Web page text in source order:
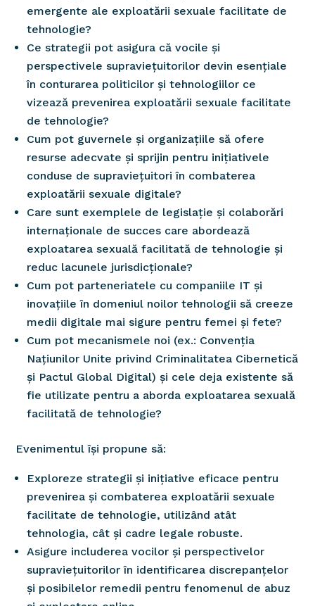
emergente ale exploatării sexuale facilitate de
tehnologie?
Ce strategii pot asigura că vocile și
perspectivele supraviețuitorilor devin esențiale
în conturarea politicilor și tehnologiilor ce
vizează prevenirea exploatării sexuale facilitate
de tehnologie?
Cum pot guvernele și organizațiile să ofere
resurse adecvate și sprijin pentru inițiativele
conduse de supraviețuitori în combaterea
exploatării sexuale digitale?
Care sunt exemplele de legislație și colaborări
internaționale de succes care abordează
exploatarea sexuală facilitată de tehnologie și
reduc lacunele jurisdicționale?
Cum pot parteneriatele cu companiile IT și
inovațiile în domeniul noilor tehnologii să creeze
medii digitale mai sigure pentru femei și fete?
Cum pot mecanismele noi (ex.: Convenția
Națiunilor Unite privind Criminalitatea Cibernetică
și Pactul Global Digital) și cele deja existente să
fie utilizate pentru a aborda exploatarea sexuală
facilitată de tehnologie?
Evenimentul își propune să:
Exploreze strategii și inițiative eficace pentru
prevenirea și combaterea exploatării sexuale
facilitate de tehnologie, utilizând atât
tehnologia, cât și cadre legale robuste.
Asigure includerea vocilor și perspectivelor
supraviețuitorilor în identificarea discrepanțelor
și posibilelor remedii pentru fenomenul de abuz